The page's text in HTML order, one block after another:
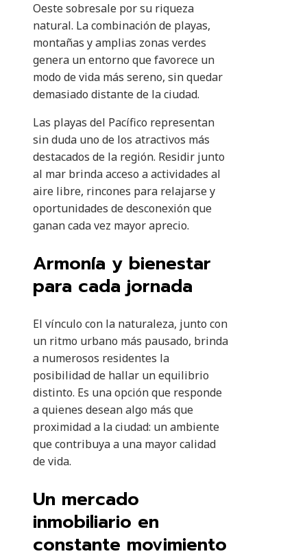
Oeste sobresale por su riqueza
natural. La combinación de playas,
montañas y amplias zonas verdes
genera un entorno que favorece un
modo de vida más sereno, sin quedar
demasiado distante de la ciudad.
Las playas del Pacífico representan
sin duda uno de los atractivos más
destacados de la región. Residir junto
al mar brinda acceso a actividades al
aire libre, rincones para relajarse y
oportunidades de desconexión que
ganan cada vez mayor aprecio.
Armonía y bienestar
para cada jornada
El vínculo con la naturaleza, junto con
un ritmo urbano más pausado, brinda
a numerosos residentes la
posibilidad de hallar un equilibrio
distinto. Es una opción que responde
a quienes desean algo más que
proximidad a la ciudad: un ambiente
que contribuya a una mayor calidad
de vida.
Un mercado
inmobiliario en
constante movimiento